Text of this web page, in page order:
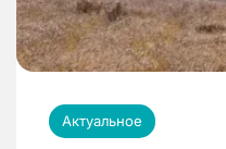
Актуальное